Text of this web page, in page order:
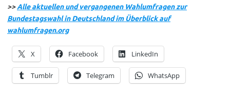
>>Alle aktuellen und vergangenen Wahlumfragen zur
Bundestagswahl in Deutschland im Überblick auf
wahlumfragen.org
X Facebook LinkedIn
Tumblr Telegram WhatsApp